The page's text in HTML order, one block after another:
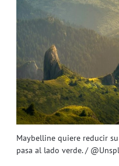
Maybelline quiere reducir
pasa al lado verde. /